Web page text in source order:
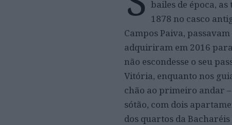
bailes de época,
1878 no casco
Campos Paiva,
adquiriram em 2016
não escondesse o seu
Vitória, enquanto nos
chão ao primeiro andar –
sótão, com dois
dos quartos da